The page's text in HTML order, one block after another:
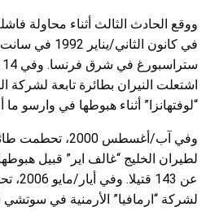
في كانون الثاني/
اشتعلت النيران بطائرة تابعة لشركة
“لوفتهانزا” أثناء هبوطها في وارسو ما أوقع
لطيران الخليج “غالف اير” قبيل
عن 143
لشركة “ارمافيا” الأرمنية في سوتشي